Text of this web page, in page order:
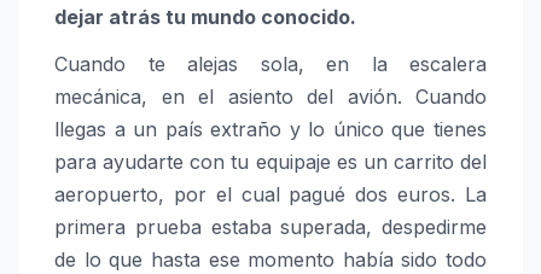
dejar atrás tu mundo conocido.
Cuando te alejas sola, en la escalera
mecánica, en el asiento del avión. Cuando
llegas a un país extraño y lo único que tienes
para ayudarte con tu equipaje es un carrito del
aeropuerto, por el cual pagué dos euros. La
primera prueba estaba superada, despedirme
de lo que hasta ese momento había sido todo